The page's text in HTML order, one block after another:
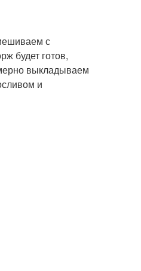
с
будет готов,
выкладываем
и